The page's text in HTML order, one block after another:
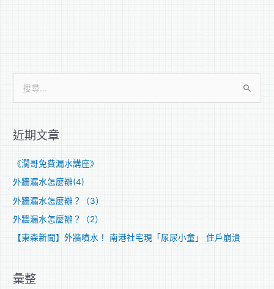
鍵
近期文章
《濶哥免費漏水講座》
外牆漏水怎麼辦(4)
外牆漏水怎麼辦？（3）
外牆漏水怎麼辦？（2）
【東森新聞】外牆噴水！ 南港社宅現「尿尿小童」 住戶崩潰
彙整